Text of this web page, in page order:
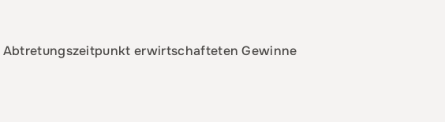
Abtretungszeitpunkt erwirtschafteten Gewinne